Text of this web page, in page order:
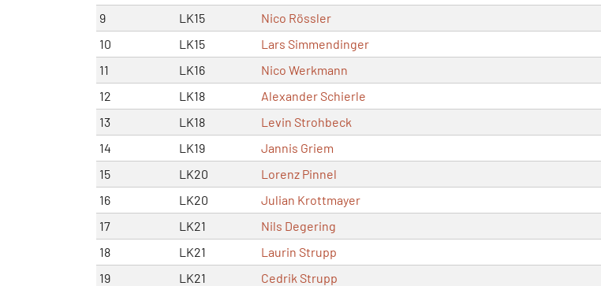
9
LK15 Nico Rössler
10
LK15 Lars Simmendinger
11
LK16 Nico Werkmann
12
LK18 Alexander Schierle
13
LK18 Levin Strohbeck
14
LK19 Jannis Griem
15
LK20 Lorenz Pinnel
16
LK20 Julian Krottmayer
17
LK21 Nils Degering
18
LK21 Laurin Strupp
19
LK21 Cedrik Strupp